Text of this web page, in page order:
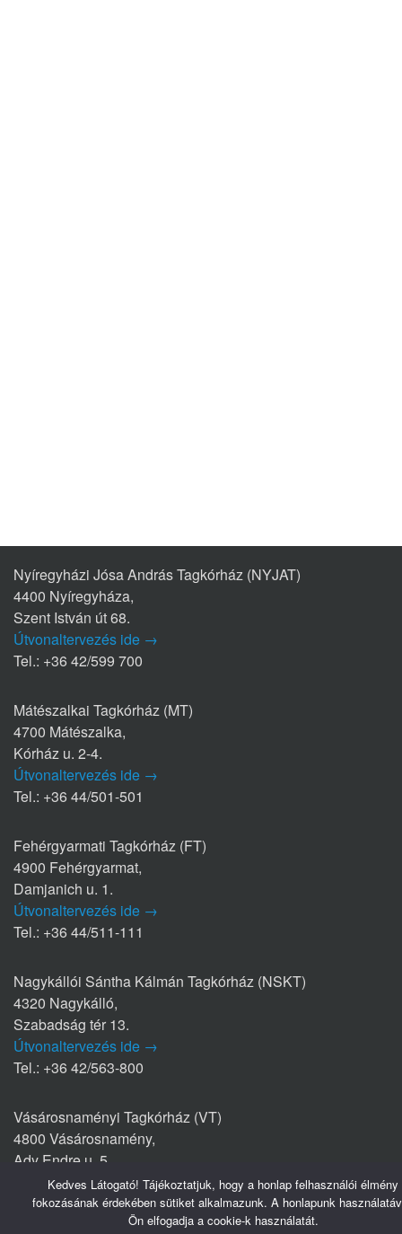
Nyíregyházi Jósa András Tagkórház (NYJAT)
4400 Nyíregyháza,
Szent István út 68.
Útvonaltervezés ide →
Tel.: +36 42/599 700
Mátészalkai Tagkórház (MT)
4700 Mátészalka,
Kórház u. 2-4.
Útvonaltervezés ide →
Tel.: +36 44/501-501
Fehérgyarmati Tagkórház (FT)
4900 Fehérgyarmat,
Damjanich u. 1.
Útvonaltervezés ide →
Tel.: +36 44/511-111
Nagykállói Sántha Kálmán Tagkórház (NSKT)
4320 Nagykálló,
Szabadság tér 13.
Útvonaltervezés ide →
Tel.: +36 42/563-800
Vásárosnaményi Tagkórház (VT)
4800 Vásárosnamény,
Ady Endre u. 5.
Útvonaltervezés ide →
Tel.: +36 45/570-770
Kedves Látogató! Tájékoztatjuk, hogy a honlap felhasználói élmény
fokozásának érdekében sütiket alkalmazunk. A honlapunk
Ön elfogadja a cookie-k használatát.